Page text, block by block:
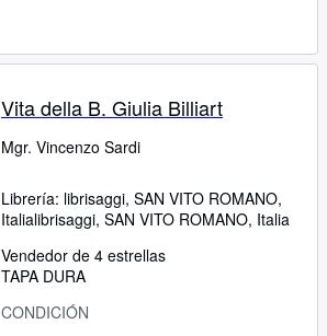
Vita della B. Giulia Billiart
Mgr. Vincenzo Sardi
Librería: librisaggi, SAN VITO ROMANO,
Italialibrisaggi, SAN VITO ROMANO, Italia
Vendedor de 4 estrellas
TAPA DURA
CONDICIÓN